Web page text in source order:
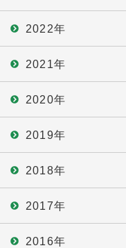
2022年
2021年
2020年
2019年
2018年
2017年
2016年